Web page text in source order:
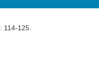
: 114-125.